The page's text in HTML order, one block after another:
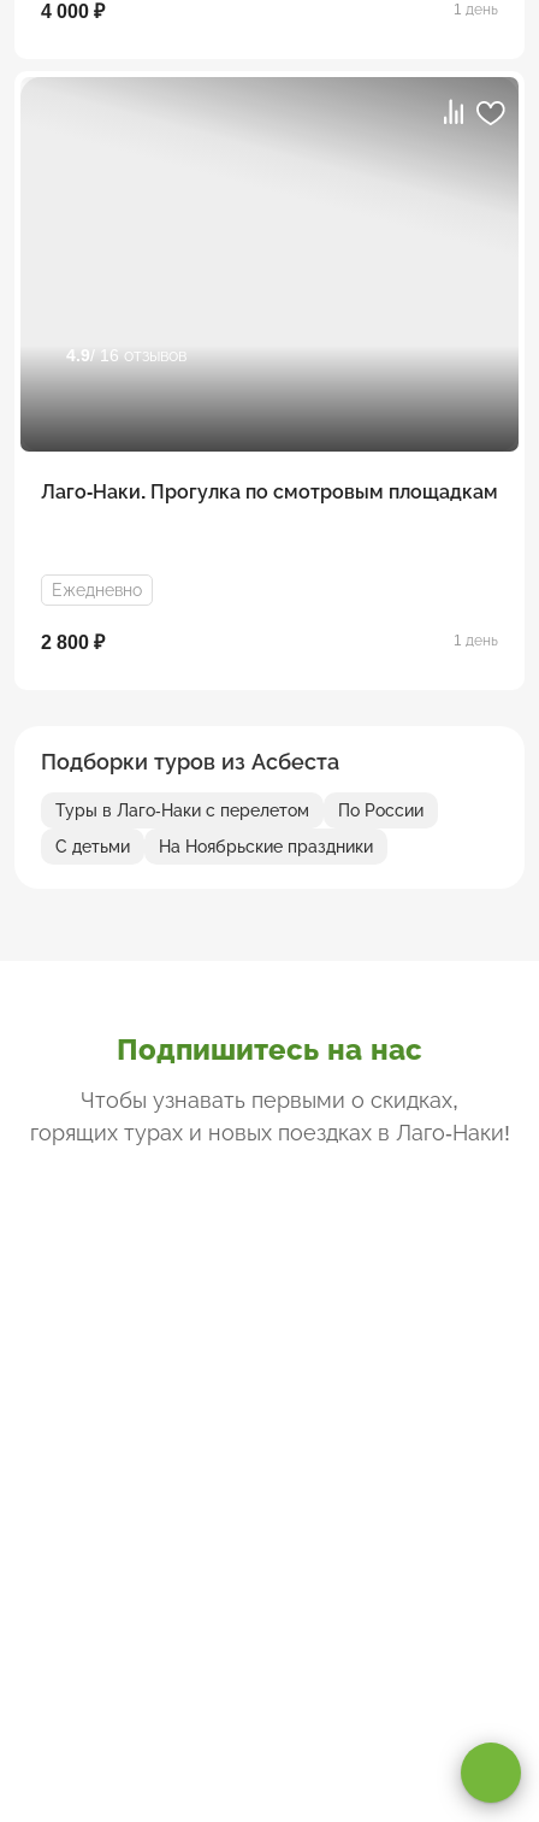
4 000 ₽ 1 день
4.9 / 16 отзывов
Лаго-Наки. Прогулка по смотровым площадкам
Ежедневно
2 800 ₽ 1 день
Подборки туров из Асбеста
Туры в Лаго-Наки с перелетом
По России
С детьми
На Ноябрьские праздники
Подпишитесь на нас
Чтобы узнавать первыми о скидках,
горящих турах и новых поездкахв Лаго-Наки!